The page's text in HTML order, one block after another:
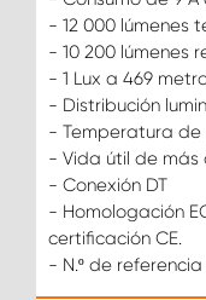
- 12 000 lúmenes
- 10 200 lúmenes
- 1 Lux a 469
- Distribución
- Temperatura de
- Vida útil de más
- Conexión DT
- Homologación
certificación CE.
- N.º de referencia